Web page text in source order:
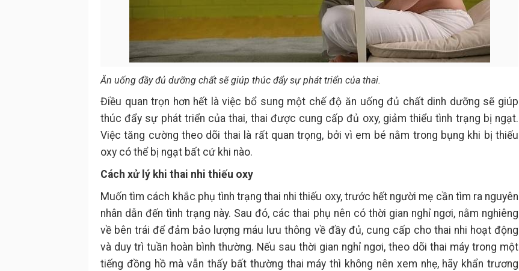
Ăn uống đầy đủ dưỡng chất sẽ giúp thúc đẩy sự phát triển của thai.
Điều quan trọn hơn hết là việc bổ sung một chế độ ăn uống đủ chất dinh dưỡng sẽ giúp
thúc đẩy sự phát triển của thai, thai được cung cấp đủ oxy, giảm thiểu tình trạng bị ngạt.
Việc tăng cường theo dõi thai là rất quan trọng, bởi vì em bé nằm trong bụng khi bị thiếu
oxy có thể bị ngạt bất cứ khi nào.
Cách xử lý khi thai nhi thiếu oxy
Muốn tìm cách khắc phụ tình trạng thai nhi thiếu oxy, trước hết người mẹ cần tìm ra nguyên
nhân dẫn đến tình trạng này. Sau đó, các thai phụ nên có thời gian nghỉ ngơi, nằm nghiêng
về bên trái để đảm bảo lượng máu lưu thông về đầy đủ, cung cấp cho thai nhi hoạt động
và duy trì tuần hoàn bình thường. Nếu sau thời gian nghỉ ngơi, theo dõi thai máy trong một
tiếng đồng hồ mà vẫn thấy bất thường thai máy thì không nên xem nhẹ, hãy khẩn trương